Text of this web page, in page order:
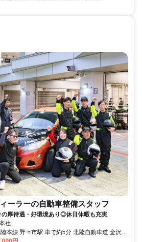
ーラーの自動車整備スタッフ
の厚待遇・好環境あり◎休日休暇も充実
社
本線 野々市駅 車で約5分 北陸自動車道 金沢西